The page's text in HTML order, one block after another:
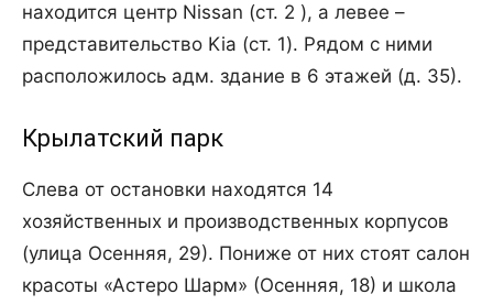
находится центр Nissan (ст. 2 ), а левее –
представительство Kia (ст. 1). Рядом с ними
расположилось адм. здание в 6 этажей (д. 35).
Крылатский парк
Слева от остановки находятся 14
хозяйственных и производственных корпусов
(улица Осенняя, 29). Пониже от них стоят салон
красоты «Астеро Шарм» (Осенняя, 18) и школа